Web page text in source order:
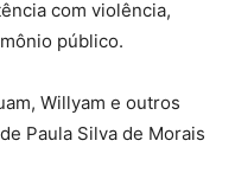
com violência,
público.
Willyam e outros
Paula Silva de Morais